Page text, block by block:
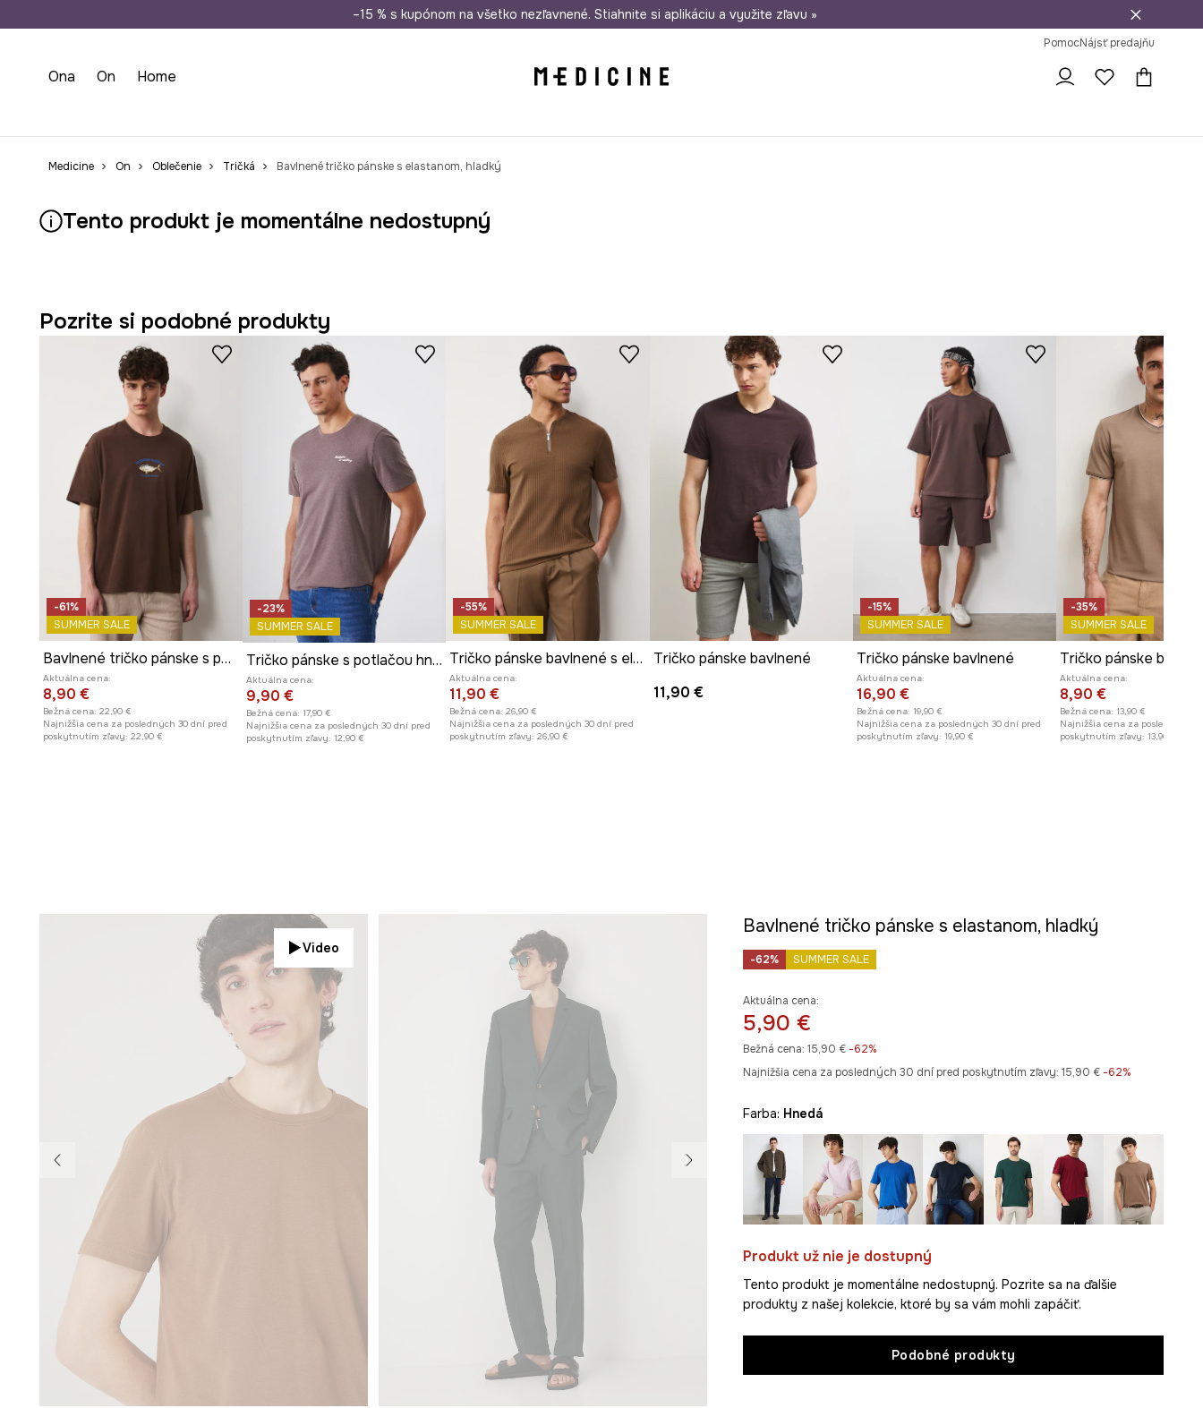
Doprava zadarmo od 50 € Odoslanie aj do 24 hodín 30 dní na vrátenie tovaru
–15 % s kupónom na všetko nezľavnené. Stiahnite si aplikáciu a využite zľavu »
PomocNájsť predajňu
Ona On Home
Medicine On Oblečenie Tričká Bavlnené tričko pánske s elastanom, hladký
Tento produkt je momentálne nedostupný
Pozrite si podobné produkty
-61%
SUMMER SALE
Bavlnené tričko pánske s potlačou
Aktuálna cena:
8,90 €
Bežná cena: 22,90 €
Najnižšia cena za posledných 30 dní pred
poskytnutím zľavy: 22,90 €
-23%
SUMMER SALE
Tričko pánske s potlačou hnedá farba
Aktuálna cena:
9,90 €
Bežná cena: 17,90 €
Najnižšia cena za posledných 30 dní pred
poskytnutím zľavy: 12,90 €
-55%
SUMMER SALE
Tričko pánske bavlnené s elastanom
Aktuálna cena:
11,90 €
Bežná cena: 26,90 €
Najnižšia cena za posledných 30 dní pred
poskytnutím zľavy: 26,90 €
Tričko pánske bavlnené
11,90 €
-15%
SUMMER SALE
Tričko pánske bavlnené
Aktuálna cena:
16,90 €
Bežná cena: 19,90 €
Najnižšia cena za posledných 30 dní pred
poskytnutím zľavy: 19,90 €
-35%
SUMMER SALE
Aktuálna cena:
8,90 €
Bežná cena: 13,90 €
Najnižšia cena za posledných
poskytnutím zľavy: 13,90 €
Video
Bavlnené tričko pánske s elastanom, hladký
-62% SUMMER SALE
Aktuálna cena:
5,90 €
Bežná cena: 15,90 €-62%
Najnižšia cena za posledných 30 dní pred poskytnutím zľavy: 15,90 € -62%
Farba: hnedá
Produkt už nie je dostupný
Tento produkt je momentálne nedostupný. Pozrite sa na ďalšie
produkty z našej kolekcie, ktoré by sa vám mohli zapáčiť.
Podobné produkty